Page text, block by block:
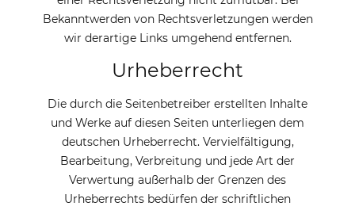
Bekanntwerden von Rechtsverletzungen werden
wir derartige Links umgehend entfernen.
Urheberrecht
Die durch die Seitenbetreiber erstellten Inhalte
und Werke auf diesen Seiten unterliegen dem
deutschen Urheberrecht. Vervielfältigung,
Bearbeitung, Verbreitung und jede Art der
Verwertung außerhalb der Grenzen des
Urheberrechts bedürfen der schriftlichen